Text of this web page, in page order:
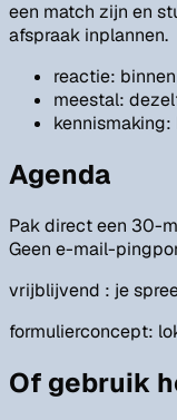
een match zijn en
afspraak inplannen.
reactie:
meestal:
Agenda
Pak direct een 30-
Geen e-mail-
vrijblijvend : je
formulierconcept:
Of gebruik